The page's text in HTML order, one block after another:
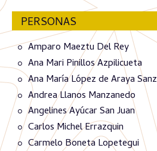
PERSONAS
Amparo Maeztu Del Rey
Ana Mari Pinillos Azpilicueta
Ana María López de Araya Sanz
Andrea Llanos Manzanedo
Angelines Ayúcar San Juan
Carlos Michel Errazquin
Carmelo Boneta Lopetegui